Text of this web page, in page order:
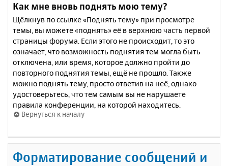
Как мне вновь поднять мою тему?
Щёлкнув по ссылке «Поднять тему» при просмотре
темы, вы можете «поднять» её в верхнюю часть первой
страницы форума. Если этого не происходит, то это
означает, что возможность поднятия тем могла быть
отключена, или время, которое должно пройти до
повторного поднятия темы, ещё не прошло. Также
можно поднять тему, просто ответив на неё, однако
удостоверьтесь, что тем самым вы не нарушаете
правила конференции, на которой находитесь.
Вернуться к началу
Форматирование сообщений и